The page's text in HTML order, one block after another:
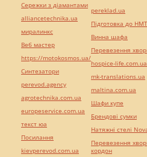
Сережки з діамантами
alliancetechnika.ua
миралинкс
Веб мастер
https://motokosmos.ua/
Синтезатори
perevod.agency
agrotechnika.com.ua
europeservice.com.ua
текст юа
Посилання
kievperevod.com.ua
pereklad.ua
Підготовка до
Винна шафа
Перевезення
hospice-
mk-translations.ua
maltina.com.ua
Шафи купе
Брендові сумки
Натяжні стелі
Перевезення
кордон